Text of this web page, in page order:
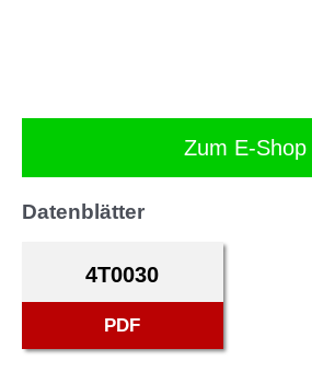
Zum E-Shop
Datenblätter
4T0030
PDF